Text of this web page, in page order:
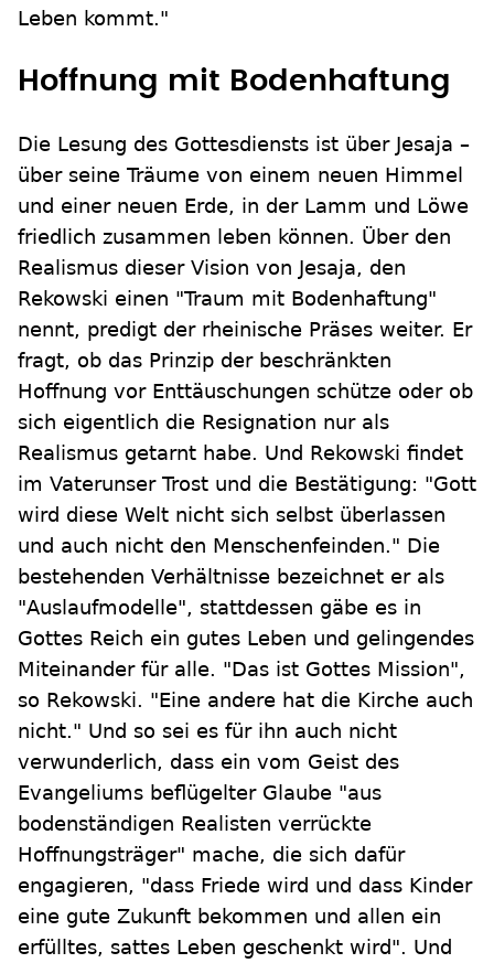
Leben kommt."
Hoffnung mit Bodenhaftung
Die Lesung des Gottesdiensts ist über Jesaja –
über seine Träume von einem neuen Himmel
und einer neuen Erde, in der Lamm und Löwe
friedlich zusammen leben können. Über den
Realismus dieser Vision von Jesaja, den
Rekowski einen "Traum mit Bodenhaftung"
nennt, predigt der rheinische Präses weiter. Er
fragt, ob das Prinzip der beschränkten
Hoffnung vor Enttäuschungen schütze oder ob
sich eigentlich die Resignation nur als
Realismus getarnt habe. Und Rekowski findet
im Vaterunser Trost und die Bestätigung: "Gott
wird diese Welt nicht sich selbst überlassen
und auch nicht den Menschenfeinden." Die
bestehenden Verhältnisse bezeichnet er als
"Auslaufmodelle", stattdessen gäbe es in
Gottes Reich ein gutes Leben und gelingendes
Miteinander für alle. "Das ist Gottes Mission",
so Rekowski. "Eine andere hat die Kirche auch
nicht." Und so sei es für ihn auch nicht
verwunderlich, dass ein vom Geist des
Evangeliums beflügelter Glaube "aus
bodenständigen Realisten verrückte
Hoffnungsträger" mache, die sich dafür
engagieren, "dass Friede wird und dass Kinder
eine gute Zukunft bekommen und allen ein
erfülltes, sattes Leben geschenkt wird". Und